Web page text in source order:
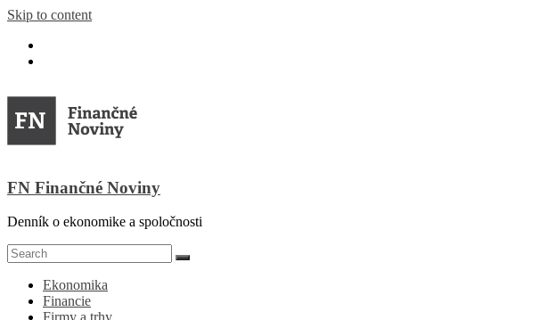
Skip to content
FN Finančné Noviny
Denník o ekonomike a spoločnosti
Ekonomika
Financie